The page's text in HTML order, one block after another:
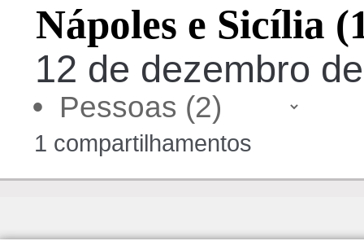
Nápoles e Sicília
12 de dezembro
•
1 compartilhamentos